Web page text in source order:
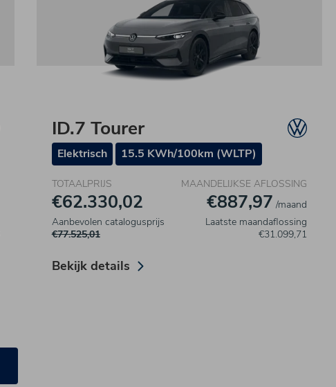
ID.7 Tourer
Elektrisch 15.5 KWh/100km (WLTP)
TOTAALPRIJS
€62.330,02
Aanbevolen catalogusprijs
€77.525,01
MAANDELIJKSE AFLOSSING
€887,97 /maand
Laatste maandaflossing
€31.099,71
Bekijk details